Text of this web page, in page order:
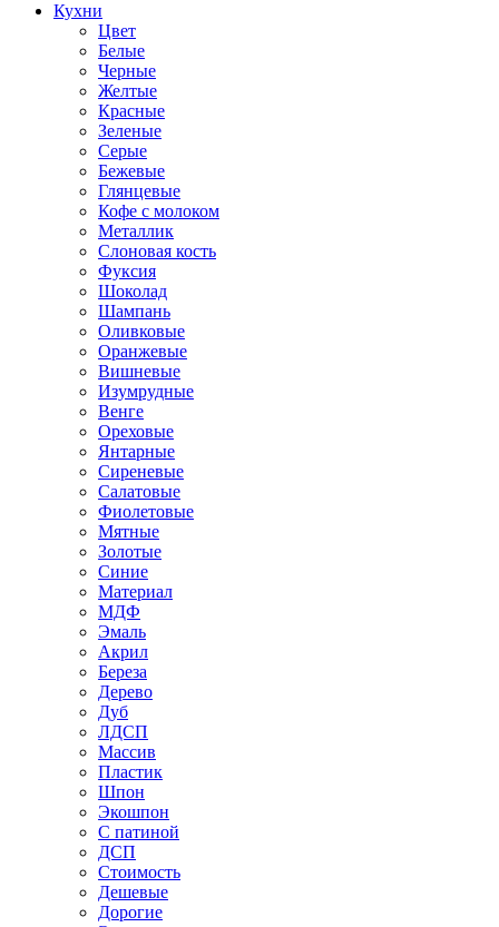
Кухни
Цвет
Белые
Черные
Желтые
Красные
Зеленые
Серые
Бежевые
Глянцевые
Кофе с молоком
Металлик
Слоновая кость
Фуксия
Шоколад
Шампань
Оливковые
Оранжевые
Вишневые
Изумрудные
Венге
Ореховые
Янтарные
Сиреневые
Салатовые
Фиолетовые
Мятные
Золотые
Синие
Материал
МДФ
Эмаль
Акрил
Береза
Дерево
Дуб
ЛДСП
Массив
Пластик
Шпон
Экошпон
С патиной
ДСП
Стоимость
Дешевые
Дорогие